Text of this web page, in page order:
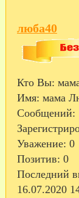
люба40
Кто Вы:
Имя: мама
Сообщений:
Уважение: 0
Позитив: 0
Последний
16.07.2020